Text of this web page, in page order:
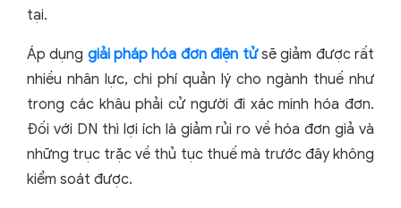
tại.
Áp dụng giải pháp hóa đơn điện tửsẽ giảm được rất
nhiều nhân lực, chi phí quản lý cho ngành thuế như
trong các khâu phải cử người đi xác minh hóa đơn.
Đối với DN thì lợi ích là giảm rủi ro về hóa đơn giả và
những trục trặc về thủ tục thuế mà trước đây không
kiểm soát được.